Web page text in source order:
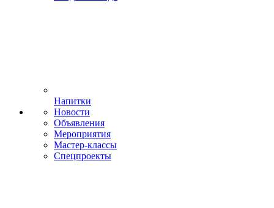
Напитки
Новости
Объявления
Мероприятия
Мастер-классы
Спецпроекты